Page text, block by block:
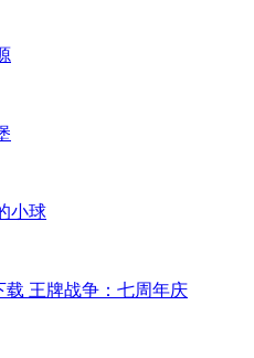
小球
王牌战争：七周年庆